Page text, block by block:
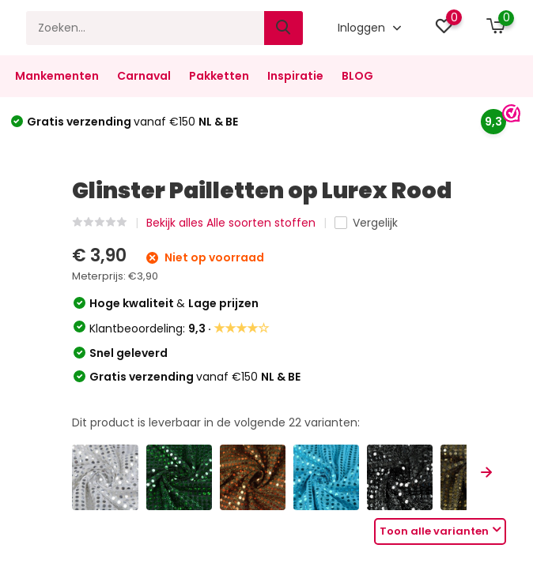
Inloggen
0 0
Mankementen Carnaval Pakketten Inspiratie BLOG
Gratis verzending vanaf €150 NL & BE 9,3
Glinster Pailletten op Lurex Rood
Bekijk alles Alle soorten stoffen Vergelijk
€ 3,90 Niet op voorraad
Meterprijs:€3,90
Hoge kwaliteit& Lage prijzen
Klantbeoordeling: 9,3 ·★★★★☆
Snel geleverd
Gratis verzendingvanaf €150 NL & BE
Dit product is leverbaar in de volgende22 varianten:
Toon alle varianten